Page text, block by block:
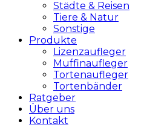
Städte & Reisen
Tiere & Natur
Sonstige
Produkte
Lizenzaufleger
Muffinaufleger
Tortenaufleger
Tortenbänder
Ratgeber
Über uns
Kontakt